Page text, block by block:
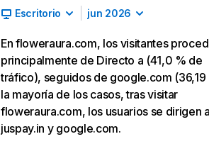
Escritorio jun 2026
En floweraura.com, los visitantes
principalmente de Directo a (41,0 % de
tráfico), seguidos de google.com (36,19
la mayoría de los casos, tras visitar
floweraura.com, los usuarios se dirigen
juspay.in y google.com.